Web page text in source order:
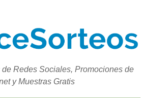
Redes Sociales, Promociones de
y Muestras Gratis